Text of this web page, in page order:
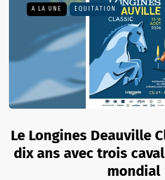
A LA UNE EQUITATION
Le Longines Deauville
dix ans avec trois
mondial